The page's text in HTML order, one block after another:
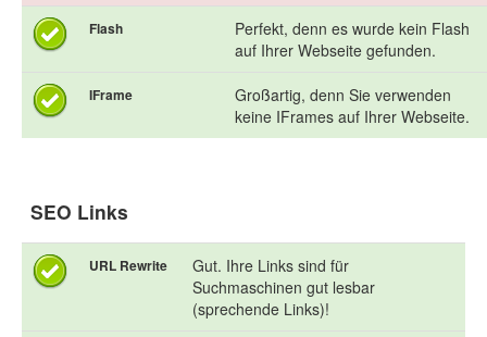
Flash
Perfekt, denn es wurde kein Flash
auf Ihrer Webseite gefunden.
IFrame
Großartig, denn Sie verwenden
keine IFrames auf Ihrer Webseite.
SEO Links
URL Rewrite
Gut. Ihre Links sind für
Suchmaschinen gut lesbar
(sprechende Links)!